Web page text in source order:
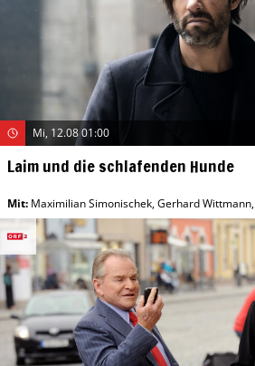
Mi, 12.08 01:00
Laim und die schlafenden Hunde
Mit: Maximilian Simonischek,Gerhard Wittmann,